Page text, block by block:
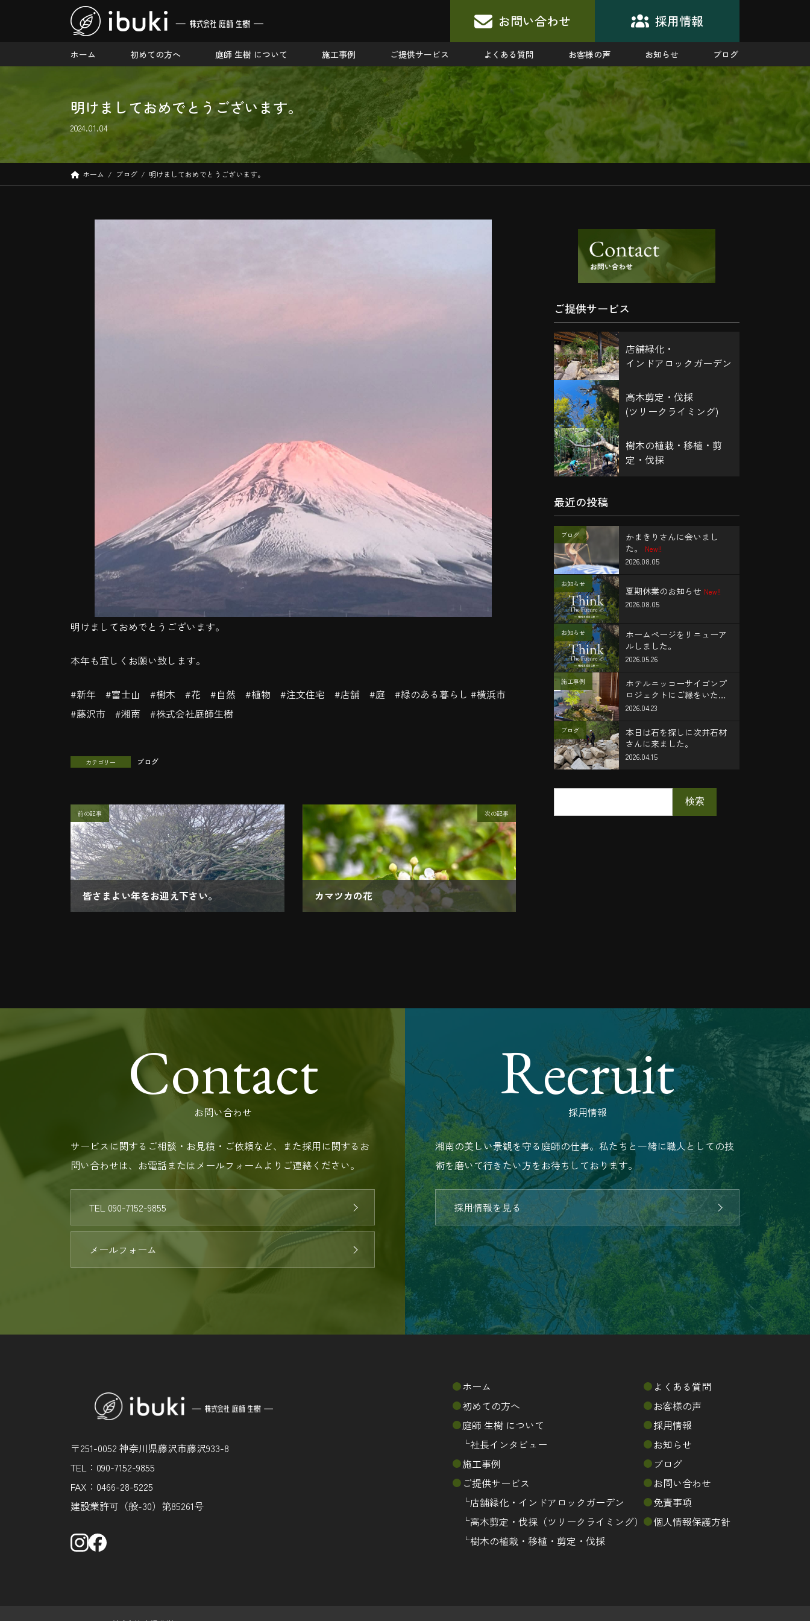
ツ
シ
お問い合わせ 採用情報
ホーム 初めての方へ 庭師 生樹 について 施工事例 ご提供サービス よくある質問 お客様の声 お知らせ ブログ
明けましておめでとうございます。
2024.01.04
ホーム ブログ 明けましておめでとうございます。
明けましておめでとうございます。
本年も宜しくお願い致します。
#新年 #富士山 #樹木 #花 #自然 #植物 #注文住宅 #店舗 #庭 #緑のある暮らし #横浜市
#藤沢市 #湘南 #株式会社庭師生樹
カテゴリー ブログ
前の記事
皆さまよい年をお迎え下さい。
次の記事
カマツカの花
ご提供サービス
店舗緑化・
インドアロックガーデン
高木剪定・伐採
(ツリークライミング)
樹木の植栽・移植・剪
定・伐採
最近の投稿
ブログ
かまきりさんに会いまし
た。
New!!
2026.08.05
お知らせ
夏期休業のお知らせ New!!
2026.08.05
お知らせ
ホームページをリニューア
ルしました。
2026.05.26
施工事例
ホテルニッコーサイゴンプ
ロジェクトにご縁をいただ
き、施工に携わることがで
2026.04.23
ブログ
本日は石を探しに次井石材
さんに来ました。
2026.04.15
検索
Contact
お問い合わせ
サービスに関するご相談・お見積・ご依頼など、また採用に関するお
問い合わせは、お電話またはメールフォームよりご連絡ください。
TEL 090-7152-9855
メールフォーム
Recruit
採用情報
湘南の美しい景観を守る庭師の仕事。私たちと一緒に職人としての技
術を磨いて行きたい方をお待ちしております。
採用情報を見る
〒251-0052 神奈川県藤沢市藤沢933-8
TEL：090-7152-9855
FAX：0466-28-5225
建設業許可（般-30）第85261号
ホーム
初めての方へ
庭師 生樹 について
社長インタビュー
施工事例
ご提供サービス
店舗緑化・インドアロックガーデン
高木剪定・伐採 （ツリークライミング）
樹木の植栽・移植・剪定・伐採
よくある質問
お客様の声
採用情報
お知らせ
ブログ
お問い合わせ
免責事項
個人情報保護方針